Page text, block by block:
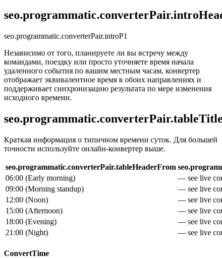
seo.programmatic.converterPair.introP1
Независимо от того, планируете ли вы встречу между
командами, поездку или просто уточняете время начала
удаленного события по вашим местным часам, конвертер
отображает эквивалентное время в обоих направлениях и
поддерживает синхронизацию результата по мере изменения
исходного времени.
Краткая информация о типичном времени суток. Для большей
точности используйте онлайн-конвертер выше.
seo.programmatic.converterPair.tableHeaderFrom
06:00 (Early morning)
— see live
09:00 (Morning standup)
— see live
12:00 (Noon)
— see live
15:00 (Afternoon)
— see live
18:00 (Evening)
— see live
21:00 (Night) — see live
ConvertTime